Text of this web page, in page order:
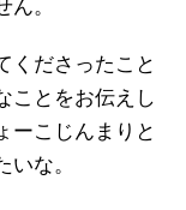
。
くださったこと
ことをお伝えし
ーこじんまりと
な。